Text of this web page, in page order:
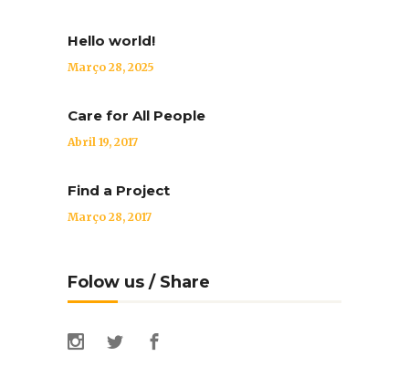
Hello world!
Março 28, 2025
Care for All People
Abril 19, 2017
Find a Project
Março 28, 2017
Folow us / Share